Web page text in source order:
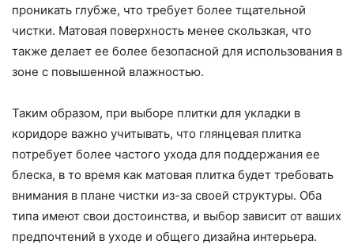
проникать глубже, что требует более тщательной
чистки. Матовая поверхность менее скользкая, что
также делает ее более безопасной для использования в
зоне с повышенной влажностью.
Таким образом, при выборе плитки для укладки в
коридоре важно учитывать, что глянцевая плитка
потребует более частого ухода для поддержания ее
блеска, в то время как матовая плитка будет требовать
внимания в плане чистки из-за своей структуры. Оба
типа имеют свои достоинства, и выбор зависит от ваших
предпочтений в уходе и общего дизайна интерьера.